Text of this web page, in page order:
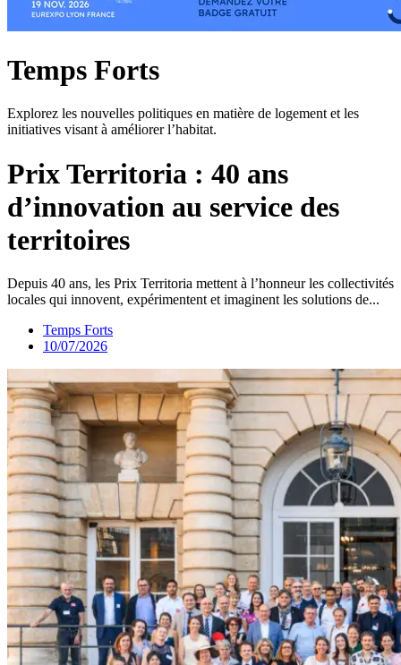
Temps Forts
Explorez les nouvelles politiques en matière de logement et les
initiatives visant à améliorer l’habitat.
Prix Territoria : 40 ans
d’innovation au service des
territoires
Depuis 40 ans, les Prix Territoria mettent à l’honneur les collectivités
locales qui innovent, expérimentent et imaginent les solutions de...
Temps Forts
10/07/2026